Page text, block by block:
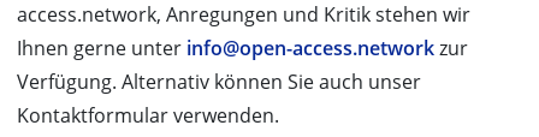
access.network, Anregungen und Kritik stehen wir
Ihnen gerne unter info@open-access.networkzur
Verfügung. Alternativ können Sie auch unser
Kontaktformular verwenden.